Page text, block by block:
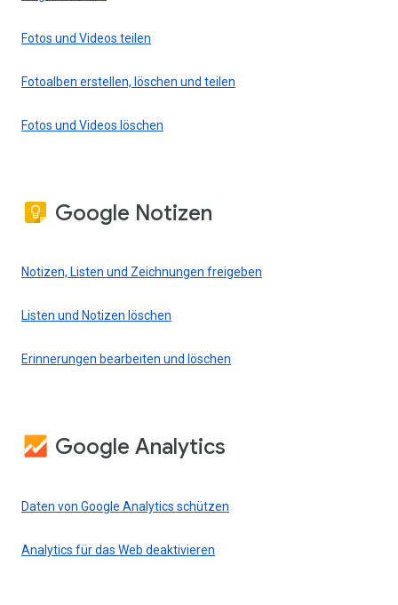
Fotos und Videos teilen
Fotoalben erstellen, löschen und teilen
Fotos und Videos löschen
Google Notizen
Notizen, Listen und Zeichnungen freigeben
Listen und Notizen löschen
Erinnerungen bearbeiten und löschen
Google Analytics
Daten von Google Analytics schützen
Analytics für das Web deaktivieren